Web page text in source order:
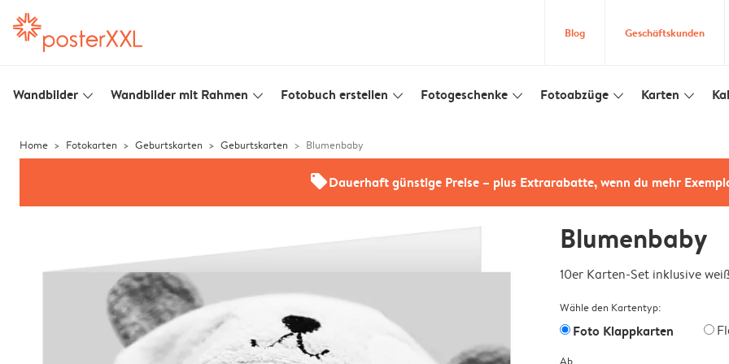
Blog Geschäftskunden
Wandbilder slim_arrow_down Wandbilder mit Rahmen slim_arrow_down Fotobuch erstellen slim_arrow_down Fotogeschenke slim_arrow_down Fotoabzüge slim_arrow_down Karten slim_arrow_down
Home Fotokarten Geburtskarten Geburtskarten Blumenbaby
offersDauerhaft günstige Preise – plus Extrarabatte, wenn du mehr
Blumenbaby
10er Karten-Set inklusive
Wähle den Kartentyp:
Foto Klappkarten
Ab